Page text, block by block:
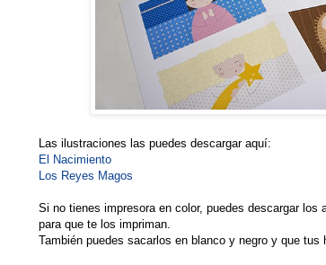
Las ilustraciones las puedes descargar aquí:
El Nacimiento
Los Reyes Magos
Si no tienes impresora en color, puedes descargar
para que te los impriman.
También puedes sacarlos en blanco y negro y que tus